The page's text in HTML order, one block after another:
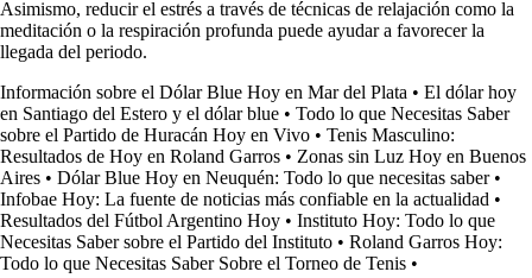
Asimismo, reducir el estrés a través de técnicas de relajación como la
meditación o la respiración profunda puede ayudar a favorecer la
llegada del periodo.
Información sobre el Dólar Blue Hoy en Mar del Plata • El dólar hoy
en Santiago del Estero y el dólar blue • Todo lo que Necesitas Saber
sobre el Partido de Huracán Hoy en Vivo • Tenis Masculino:
Resultados de Hoy en Roland Garros • Zonas sin Luz Hoy en Buenos
Aires • Dólar Blue Hoy en Neuquén: Todo lo que necesitas saber•
Infobae Hoy: La fuente de noticias más confiable en la actualidad •
Resultados del Fútbol Argentino Hoy • Instituto Hoy: Todo lo que
Necesitas Saber sobre el Partido del Instituto • Roland Garros Hoy:
Todo lo que Necesitas Saber Sobre el Torneo de Tenis •